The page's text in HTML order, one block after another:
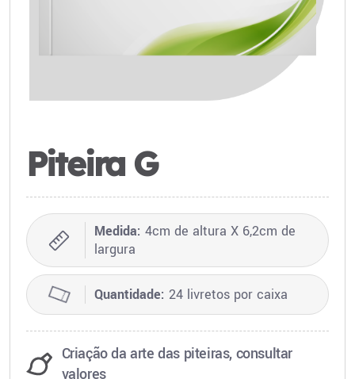
Piteira G
Medida: 4cm de altura X 6,2cm de
largura
Quantidade: 24 livretos por caixa
Criação da arte das piteiras, consultar
valores